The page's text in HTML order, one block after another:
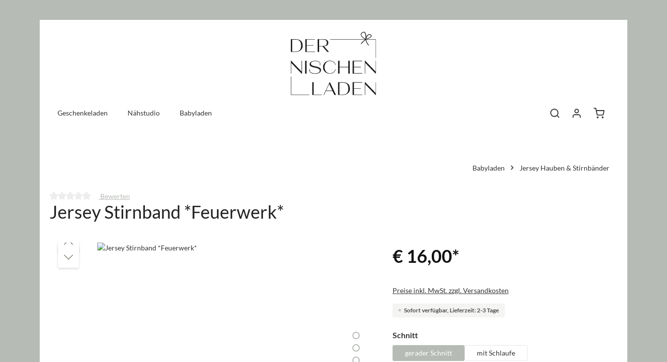
Geschenkeladen Nähstudio Babyladen
Warenkorb enthält 0
Babyladen Jersey Hauben & Stirnbänder
Durchschnittliche Bewertung von 0 von 5 Sternen
Bewerten
Jersey Stirnband *Feuerwerk*
Bildergalerie überspringen € 16,00*
Preise inkl. MwSt. zzgl. Versandkosten
Sofort verfügbar, Lieferzeit: 2-3 Tage
Schnittauswählen
gerader Schnitt mit Schlaufe